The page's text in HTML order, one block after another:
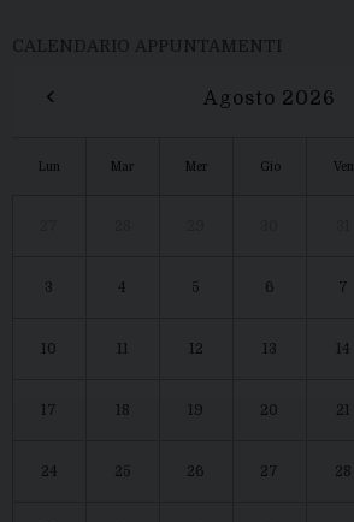
CALENDARIO APPUNTAMENTI
‹ Agosto 2026
Lun Mar Mer Gio Ven
3 4 5 6 7
10 11 12 13 14
17 18 19 20 21
24 25 26 27 28